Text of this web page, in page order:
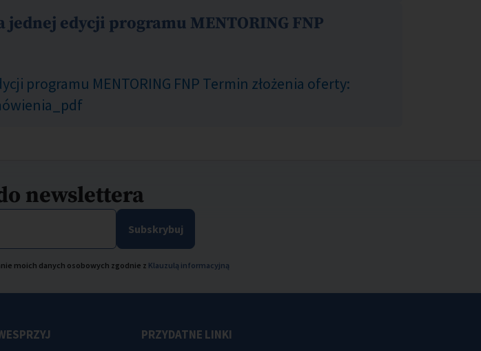
edycji programu MENTORING FNP
programu MENTORING FNP Termin złożenia oferty:
newslettera
Subskrybuj
moich danych osobowych zgodnie z Klauzulą informacyjną
PRZYDATNE LINKI